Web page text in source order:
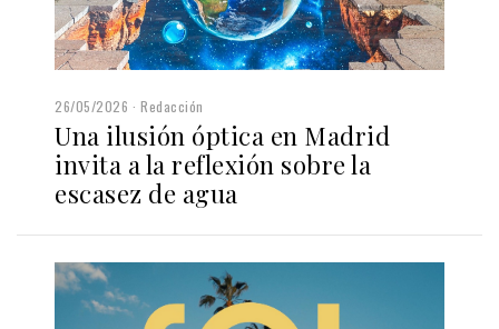
26/05/2026 Redacción
Una ilusión óptica en Madrid
invita a la reflexión sobre la
escasez de agua